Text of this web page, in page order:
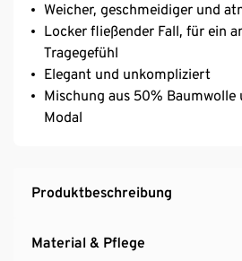
Weicher, geschmeidiger und
Locker fließender Fall, für ein
Tragegefühl
Elegant und unkompliziert
Mischung aus 50% Baumwolle
Modal
Produktbeschreibung
Material & Pflege